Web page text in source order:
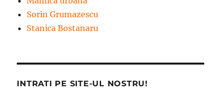
Sorin Grumazescu
Stanica Bostanaru
INTRATI PE SITE-UL NOSTRU!